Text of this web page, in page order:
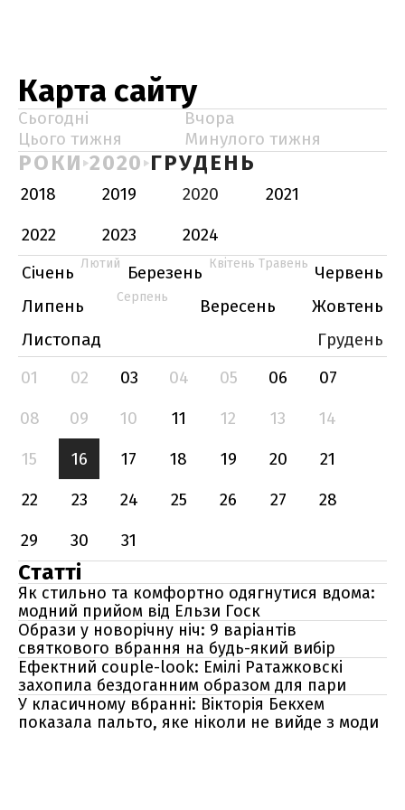
Карта сайту
Сьогодні
Вчора
Цього тижня
Минулого тижня
РОКИ 2020 ГРУДЕНЬ
2018 2019 2020
2021
2022
2023
2024
Січень Лютий Березень Квітень Травень Червень
Липень
Серпень Вересень
Жовтень
Листопад
Грудень
01
02 03 04 05 06
07
08
09 10 11 12 13
14
15
16 17 18 19 20
21
22
23 24 25 26 27
28
29
30 31
Статті
Як стильно та комфортно одягнутися вдома:
модний прийом від Ельзи Госк
Образи у новорічну ніч: 9 варіантів
святкового вбрання на будь-який вибір
Ефектний couple-look: Емілі Ратажковскі
захопила бездоганним образом для пари
У класичному вбранні: Вікторія Бекхем
показала пальто, яке ніколи не вийде з моди